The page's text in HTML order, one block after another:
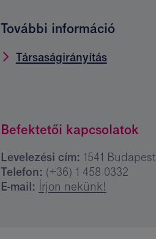
További információ
Társaságirányítás
Befektetői kapcsolatok
Levelezési cím: 1541 Budapest
Telefon: (+36) 1 458 0332
E-mail: Írjon nekünk!